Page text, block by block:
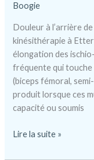
Boogie
Douleur à l’arrière
kinésithérapie à
élongation des
fréquente qui touche
(biceps fémoral,
produit lorsque ces
capacité ou soumis
Déchirure
Lire la suite »